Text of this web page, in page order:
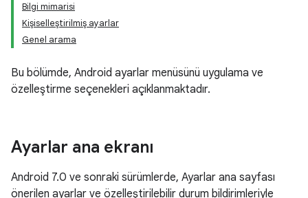
Bilgi mimarisi
Kişiselleştirilmiş ayarlar
Genel arama
Bu bölümde, Android ayarlar menüsünü uygulama ve
özelleştirme seçenekleri açıklanmaktadır.
Ayarlar ana ekranı
Android 7.0 ve sonraki sürümlerde, Ayarlar ana sayfası
önerilen ayarlar ve özelleştirilebilir durum bildirimleriyle